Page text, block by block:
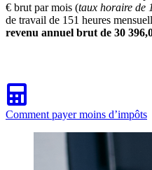
€ brut par mois (taux horaire de
de travail de 151 heures
revenu annuel brut de 30
Comment payer moins d’impôts